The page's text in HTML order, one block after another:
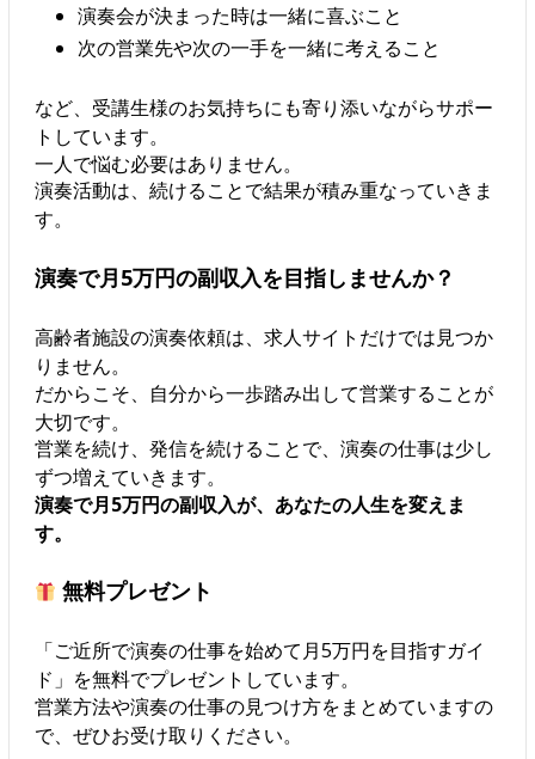
演奏会が決まった時は一緒に喜ぶこと
次の営業先や次の一手を一緒に考えること
など、受講生様のお気持ちにも寄り添いながらサポー
トしています。
一人で悩む必要はありません。
演奏活動は、続けることで結果が積み重なっていきま
す。
演奏で月5万円の副収入を目指しませんか？
高齢者施設の演奏依頼は、求人サイトだけでは見つか
りません。
だからこそ、自分から一歩踏み出して営業することが
大切です。
営業を続け、発信を続けることで、演奏の仕事は少し
ずつ増えていきます。
演奏で月5万円の副収入が、あなたの人生を変えま
す。
無料プレゼント
「ご近所で演奏の仕事を始めて月5万円を目指すガイ
ド」を無料でプレゼントしています。
営業方法や演奏の仕事の見つけ方をまとめていますの
で、ぜひお受け取りください。